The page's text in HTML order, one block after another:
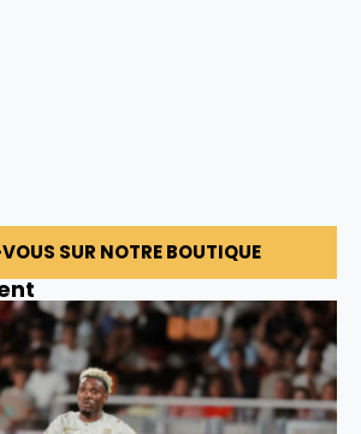
SUR NOTRE BOUTIQUE